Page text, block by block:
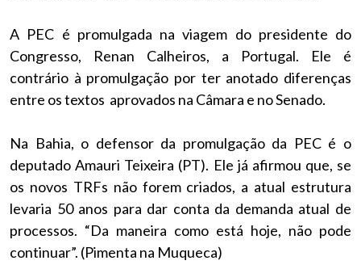
A PEC é promulgada na viagem do presidente do
Congresso, Renan Calheiros, a Portugal. Ele é
contrário à promulgação por ter anotado diferenças
entre os textos aprovados na Câmara e no Senado.
Na Bahia, o defensor da promulgação da PEC é o
deputado Amauri Teixeira (PT). Ele já afirmou que, se
os novos TRFs não forem criados, a atual estrutura
levaria 50 anos para dar conta da demanda atual de
processos. “Da maneira como está hoje, não pode
continuar”. (Pimenta na Muqueca)